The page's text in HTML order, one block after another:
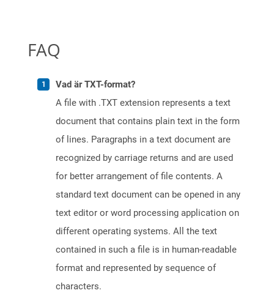
FAQ
Vad är TXT-format?
A file with .TXT extension represents a text
document that contains plain text in the form
of lines. Paragraphs in a text document are
recognized by carriage returns and are used
for better arrangement of file contents. A
standard text document can be opened in any
text editor or word processing application on
different operating systems. All the text
contained in such a file is in human-readable
format and represented by sequence of
characters.